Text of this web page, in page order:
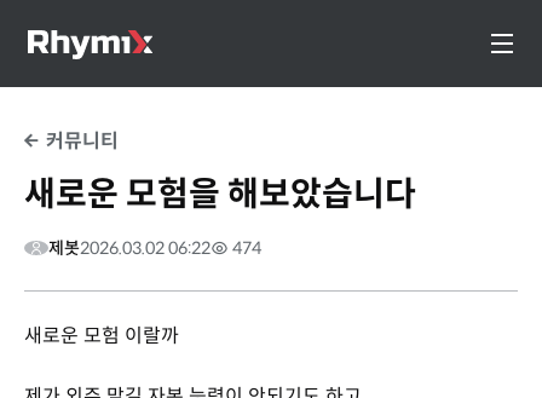
커뮤니티
새로운 모험을 해보았습니다
제봇2026.03.02 06:22 474
새로운 모험 이랄까